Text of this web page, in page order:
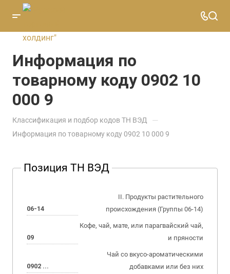
Информация по
товарному коду 0902 10
000 9
Классификация и подбор кодов ТН ВЭД —
Информация по товарному коду 0902 10 000 9
Позиция ТН ВЭД
06-14
II. Продукты растительного
происхождения (Группы 06-14)
09
Кофе, чай, мате, или парагвайский чай,
и пряности
0902 ...
Чай со вкусо-ароматическими
добавками или без них